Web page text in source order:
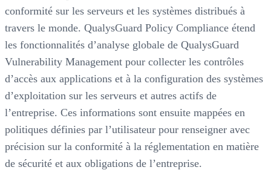
conformité sur les serveurs et les systèmes distribués à
travers le monde. QualysGuard Policy Compliance étend
les fonctionnalités d’analyse globale de QualysGuard
Vulnerability Management pour collecter les contrôles
d’accès aux applications et à la configuration des systèmes
d’exploitation sur les serveurs et autres actifs de
l’entreprise. Ces informations sont ensuite mappées en
politiques définies par l’utilisateur pour renseigner avec
précision sur la conformité à la réglementation en matière
de sécurité et aux obligations de l’entreprise.